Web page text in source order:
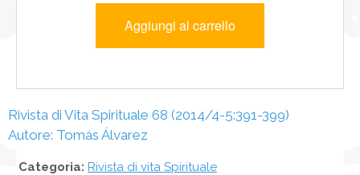
Rivista di Vita Spirituale 68 (2014/4-5:391-399)
Autore: Tomás Álvarez
Categoria: Rivista di vita Spirituale